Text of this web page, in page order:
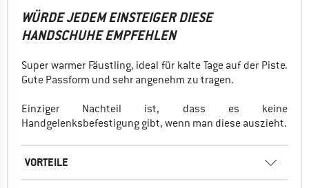
WÜRDE JEDEM EINSTEIGER DIESE
HANDSCHUHE EMPFEHLEN
Super warmer Fäustling, ideal für kalte Tage auf der Piste.
Gute Passform und sehr angenehm zu tragen.
Einziger Nachteil ist, dass es keine
Handgelenksbefestigung gibt, wenn man diese auszieht.
VORTEILE